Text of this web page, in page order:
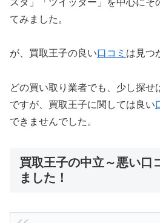
てみました。
が、買取王子の良い 口コミ は見つ
どの買い取り業者でも、少し探せ
ですが、買取王子に関しては良い
できませんでした。
買取王子の中立～悪い口
ました！